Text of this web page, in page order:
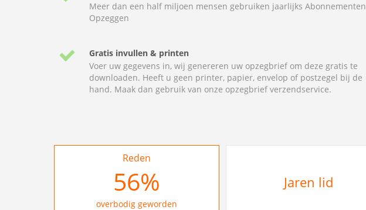
Meer dan een half miljoen mensen gebruiken jaarlijks Abonnementen
Opzeggen
Gratis invullen & printen
Voer uw gegevens in, wij genereren uw opzegbrief om deze gratis te
downloaden. Heeft u geen printer, papier, envelop of postzegel bij de
hand. Maak dan gebruik van onze opzegbrief verzendservice.
Reden
62%
overbodig geworden
Jaren lid